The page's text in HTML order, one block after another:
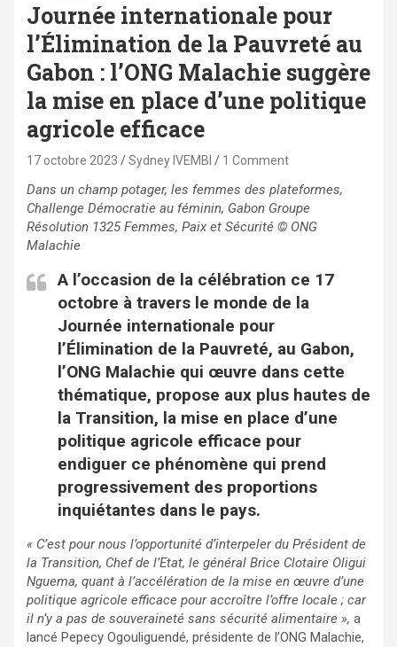
Journée internationale pour
l’Élimination de la Pauvreté au
Gabon : l’ONG Malachie suggère
la mise en place d’une politique
agricole efficace
17 octobre 2023 Sydney IVEMBI 1 Comment
Dans un champ potager, les femmes des plateformes,
Challenge Démocratie au féminin, Gabon Groupe
Résolution 1325 Femmes, Paix et Sécurité © ONG
Malachie
A l’occasion de la célébration ce 17
octobre à travers le monde de la
Journée internationale pour
l’Élimination de la Pauvreté, au Gabon,
l’ONG Malachie qui œuvre dans cette
thématique, propose aux plus hautes de
la Transition, la mise en place d’une
politique agricole efficace pour
endiguer ce phénomène qui prend
progressivement des proportions
inquiétantes dans le pays.
« C’est pour nous l’opportunité d’interpeler du Président de
la Transition, Chef de l’Etat, le général Brice Clotaire Oligui
Nguema, quant à l’accélération de la mise en œuvre d’une
politique agricole efficace pour accroître l’offre locale ; car
il n’y a pas de souveraineté sans sécurité alimentaire », a
lancé Pepecy Ogouliguendé, présidente de l’ONG Malachie,